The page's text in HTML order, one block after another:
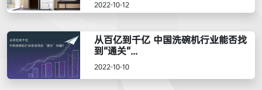
2022-10-12
从百亿到千亿 中国洗碗机行业能否找
到“通关”...
2022-10-10